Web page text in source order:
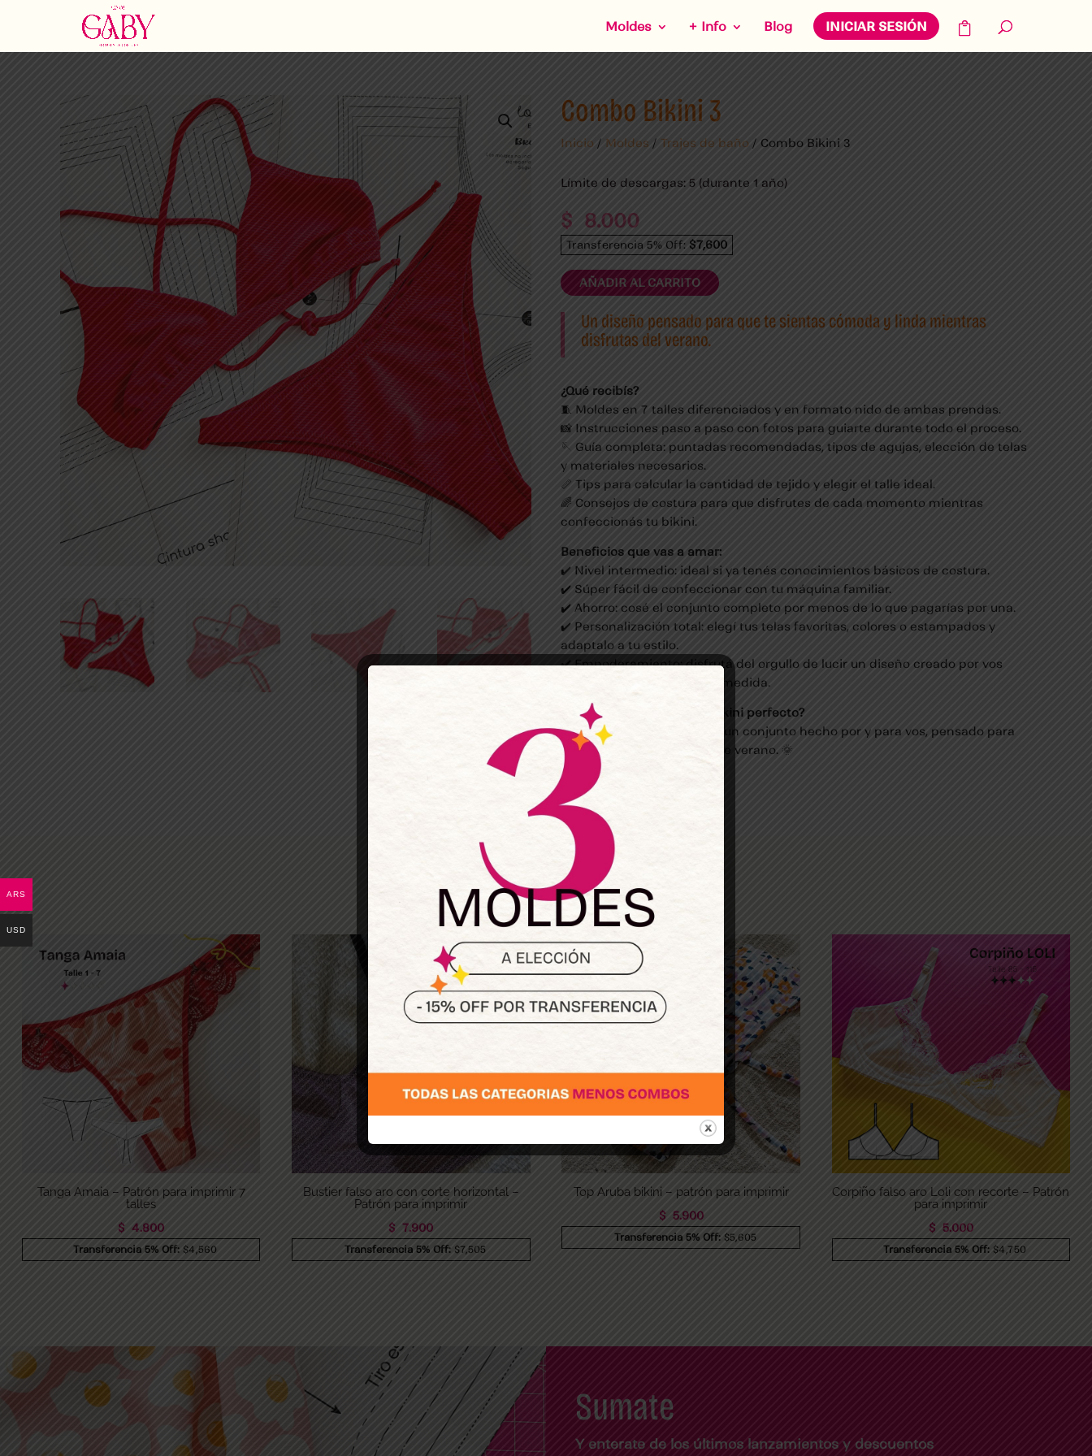
Moldes + Info Blog INICIAR SESIÓN
Combo Bikini 3
Inicio / Moldes / Trajes de baño / Combo Bikini 3
Límite de descargas: 5 (durante 1 año)
$ 8.000
Transferencia 5% Off: $7,600
AÑADIR AL CARRITO
Un diseño pensado para que te sientas cómoda y linda mientras
disfrutas del verano.
¿Qué recibís?
🧵 Moldes en 7 talles diferenciados y en formato nido de ambas prendas.
📸 Instrucciones paso a paso con fotos para guiarte durante todo el proceso.
🪡 Guía completa: puntadas recomendadas, tipos de agujas, elección de telas
y materiales necesarios.
📏 Tips para calcular la cantidad de tejido y elegir el talle ideal.
🌈 Consejos de costura para que disfrutes de cada momento mientras
confeccionás tu bikini.
Beneficios que vas a amar:
✔️ Nivel intermedio: ideal si ya tenés conocimientos básicos de costura.
✔️ Súper fácil de confeccionar con tu máquina familiar.
✔️ Ahorro: cosé el conjunto completo por menos de lo que pagarías por una.
✔️ Personalización total: elegí tus telas favoritas, colores o estampados y
adaptalo a tu estilo.
✔️ Empoderamiento: disfrutá del orgullo de lucir un diseño creado por vos
misma, único y hecho a tu medida.
¿Estás lista para crear el bikini perfecto?
💖 Animate a confeccionar un conjunto hecho por y para vos, pensado para
que te sientas increíble este verano. 🌞
Los más elegidos
Tanga Amaia – Patrón para imprimir 7
talles
$ 4.800
Transferencia 5% Off: $4,560
Bustier falso aro con corte horizontal –
Patrón para imprimir
$ 7.900
Transferencia 5% Off: $7,505
Top Aruba bikini – patrón para imprimir
$ 5.900
Transferencia 5% Off: $5,605
Corpiño falso aro Loli con recorte – Patrón
para imprimir
$ 5.000
Transferencia 5% Off: $4,750
Sumate
Y enterate de los últimos lanzamientos y descuentos
ARS
USD